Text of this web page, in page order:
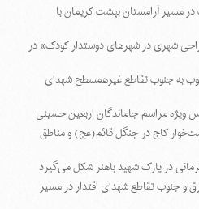
مسیر آرامستان بهشت کریمان با
شهری در شهرهای دوستدار کودک» در
به جنوب تقاطع غیرهمسطح شهدای
کاج در جنگل قائم(عج) و مناطق
در پارک شهید باهنر شکل می‌گیرد
جنوب تقاطع شهدای اقتدار در مسیر